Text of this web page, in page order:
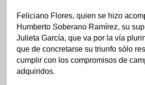
Feliciano Flores, quien se hizo
Humberto Soberano Ramírez, su
Julieta García, que va por la vía
que de concretarse su triunfo sólo
cumplir con los compromisos de
adquiridos.